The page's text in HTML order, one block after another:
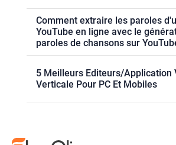
Comment extraire les paroles
YouTube en ligne avec le
paroles de chansons sur
5 Meilleurs Editeurs/Application
Verticale Pour PC Et Mobiles